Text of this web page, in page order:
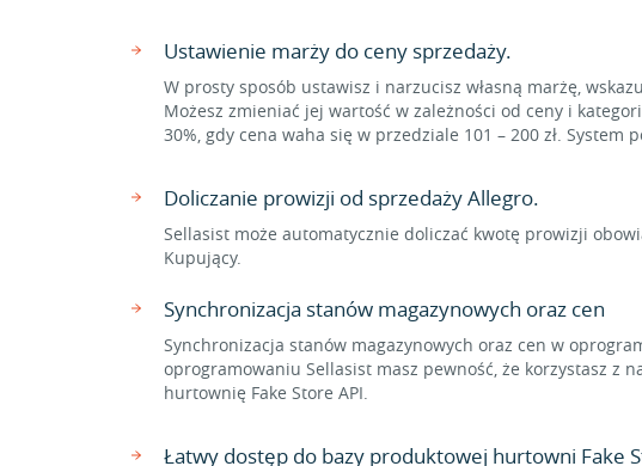
Ustawienie marży do ceny sprzedaży.
W prosty sposób ustawisz i narzucisz własną marżę,
Możesz zmieniać jej wartość w zależności od ceny i
30%, gdy cena waha się w przedziale 101 – 200 zł.
Doliczanie prowizji od sprzedaży Allegro.
Sellasist może automatycznie doliczać kwotę prowizji
Kupujący.
Synchronizacja stanów magazynowych oraz cen
Synchronizacja stanów magazynowych oraz cen w
oprogramowaniu Sellasist masz pewność, że korzystasz z
hurtownię Fake Store API.
Łatwy dostęp do bazy produktowej hurtowni Fake